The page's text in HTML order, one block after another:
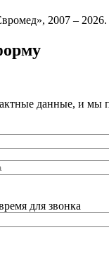
2007 – 2026.
данные, и мы
для звонка